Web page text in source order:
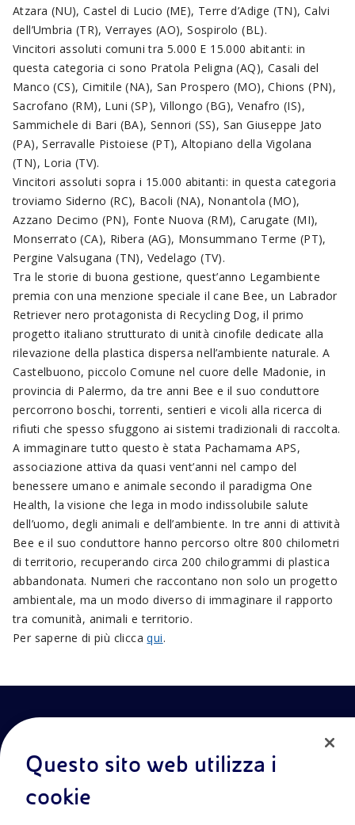
Atzara (NU), Castel di Lucio (ME), Terre d’Adige (TN), Calvi
dell’Umbria (TR), Verrayes (AO), Sospirolo (BL).
Vincitori assoluti comuni tra 5.000 E 15.000 abitanti: in
questa categoria ci sono Pratola Peligna (AQ), Casali del
Manco (CS), Cimitile (NA), San Prospero (MO), Chions (PN),
Sacrofano (RM), Luni (SP), Villongo (BG), Venafro (IS),
Sammichele di Bari (BA), Sennori (SS), San Giuseppe Jato
(PA), Serravalle Pistoiese (PT), Altopiano della Vigolana
(TN), Loria (TV).
Vincitori assoluti sopra i 15.000 abitanti: in questa categoria
troviamo Siderno (RC), Bacoli (NA), Nonantola (MO),
Azzano Decimo (PN), Fonte Nuova (RM), Carugate (MI),
Monserrato (CA), Ribera (AG), Monsummano Terme (PT),
Pergine Valsugana (TN), Vedelago (TV).
Tra le storie di buona gestione, quest’anno Legambiente
premia con una menzione speciale il cane Bee, un Labrador
Retriever nero protagonista di Recycling Dog, il primo
progetto italiano strutturato di unità cinofile dedicate alla
rilevazione della plastica dispersa nell’ambiente naturale. A
Castelbuono, piccolo Comune nel cuore delle Madonie, in
provincia di Palermo, da tre anni Bee e il suo conduttore
percorrono boschi, torrenti, sentieri e vicoli alla ricerca di
rifiuti che spesso sfuggono ai sistemi tradizionali di raccolta.
A immaginare tutto questo è stata Pachamama APS,
associazione attiva da quasi vent’anni nel campo del
benessere umano e animale secondo il paradigma One
Health, la visione che lega in modo indissolubile salute
dell’uomo, degli animali e dell’ambiente. In tre anni di attività
Bee e il suo conduttore hanno percorso oltre 800 chilometri
di territorio, recuperando circa 200 chilogrammi di plastica
abbandonata. Numeri che raccontano non solo un progetto
ambientale, ma un modo diverso di immaginare il rapporto
tra comunità, animali e territorio.
Per saperne di più cliccaqui.
Questo sito web utilizza i
cookie